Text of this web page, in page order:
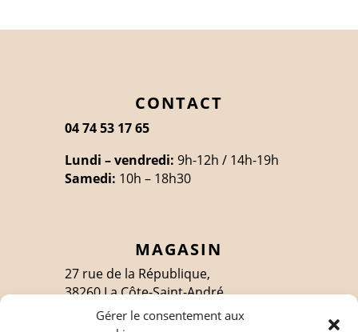
Gérer le consentement aux
CONTACT
04 74 53 17 65
Lundi – vendredi: 9h-12h / 14h-19h
Samedi: 10h – 18h30
MAGASIN
27 rue de la République,
38260 La Côte-Saint-André